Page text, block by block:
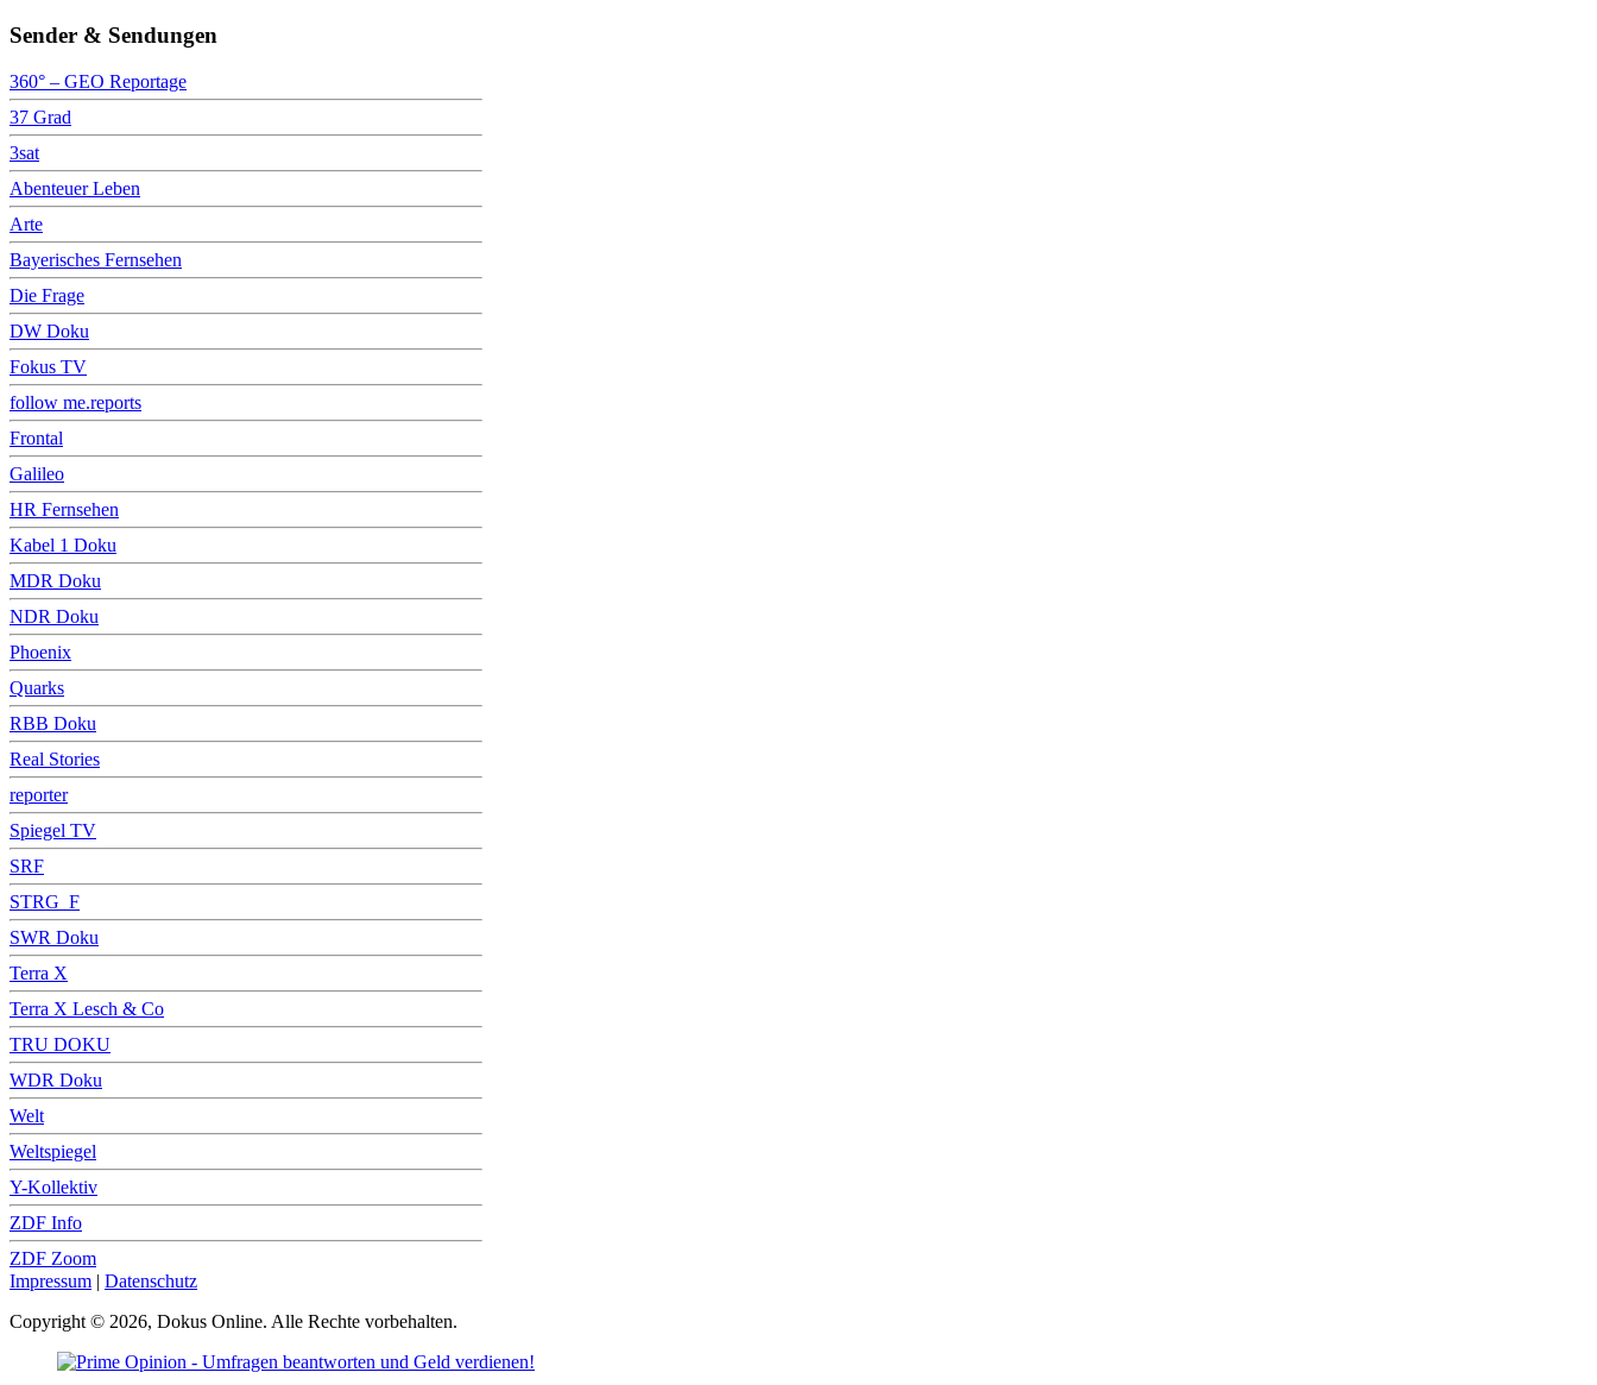
Sender & Sendungen
360° – GEO Reportage
37 Grad
3sat
Abenteuer Leben
Arte
Bayerisches Fernsehen
Die Frage
DW Doku
Fokus TV
follow me.reports
Frontal
Galileo
HR Fernsehen
Kabel 1 Doku
MDR Doku
NDR Doku
Phoenix
Quarks
RBB Doku
Real Stories
reporter
Spiegel TV
SRF
STRG_F
SWR Doku
Terra X
Terra X Lesch & Co
TRU DOKU
WDR Doku
Welt
Weltspiegel
Y-Kollektiv
ZDF Info
ZDF Zoom
Impressum | Datenschutz
Copyright © 2026, Dokus Online. Alle Rechte vorbehalten.